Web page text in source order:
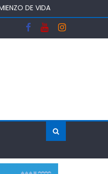
DE AGUA
AL SECTOR